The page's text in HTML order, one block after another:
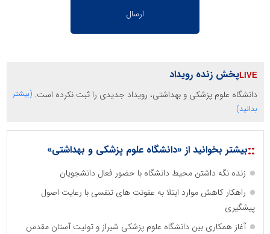
پخش زنده رویداد
دانشگاه علوم پزشکی و بهداشتی، رویداد جدیدی را ثبت نکرده است. (بیشتر
بدانید)
::بیشتر بخوانید از «دانشگاه علوم پزشکی و بهداشتی»
زنده نگه داشتن محیط دانشگاه با حضور فعال دانشجویان
راهکار کاهش موارد ابتلا به عفونت های تنفسی با رعایت اصول
پیشگیری
آغاز همکاری بین دانشگاه علوم پزشکی شیراز و تولیت آستان مقدس